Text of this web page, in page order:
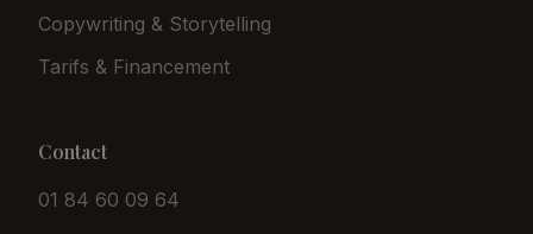
Copywriting & Storytelling
Tarifs & Financement
Contact
01 84 60 09 64